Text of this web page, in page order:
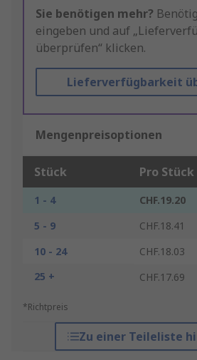
Sie benötigen mehr?
eingeben und auf
überprüfen“ klicken.
Lieferverfügbarkeit
Mengenpreisoptionen
Stück Pro Stück
1 - 4
CHF.19.20
5 - 9
CHF.18.41
10 - 24
CHF.18.03
25 +
CHF.17.69
*Richtpreis
Zu einer Teileliste